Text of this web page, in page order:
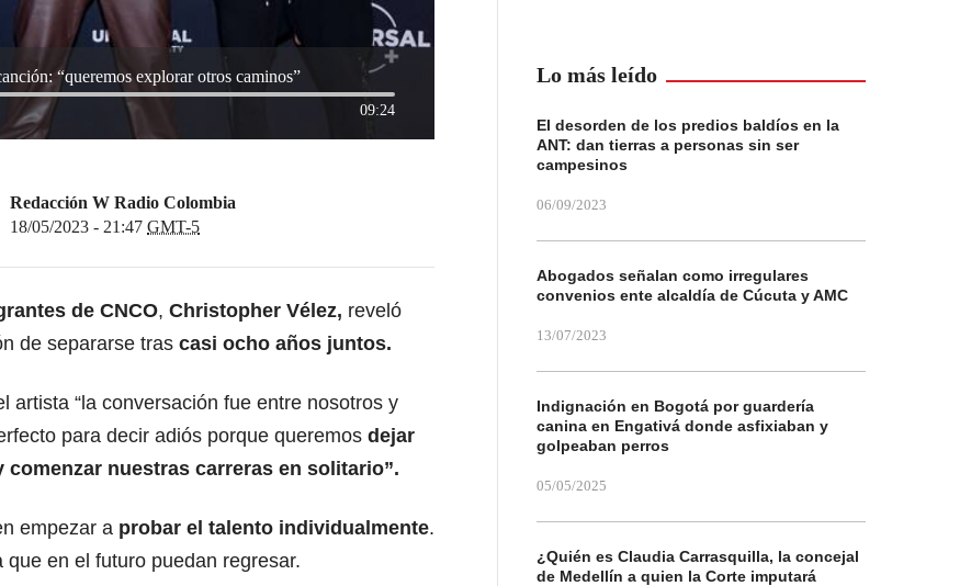
“queremos explorar otros caminos”
09:24
Redacción W Radio Colombia
18/05/2023 - 21:47 GMT-5
de CNCO, Christopher Vélez, reveló
de separarse tras casi ocho años juntos.
artista “la conversación fue entre nosotros y
para decir adiós porque queremos dejar
nuestras carreras en solitario”.
empezar a probar el talento individualmente.
en el futuro puedan regresar.
Lo más leído
El desorden de los predios baldíos en la
ANT: dan tierras a personas sin ser
campesinos
06/09/2023
Abogados señalan como irregulares
convenios ente alcaldía de Cúcuta y AMC
13/07/2023
Indignación en Bogotá por guardería
canina en Engativá donde asfixiaban y
golpeaban perros
05/05/2025
¿Quién es Claudia Carrasquilla, la concejal
de Medellín a quien la Corte imputará